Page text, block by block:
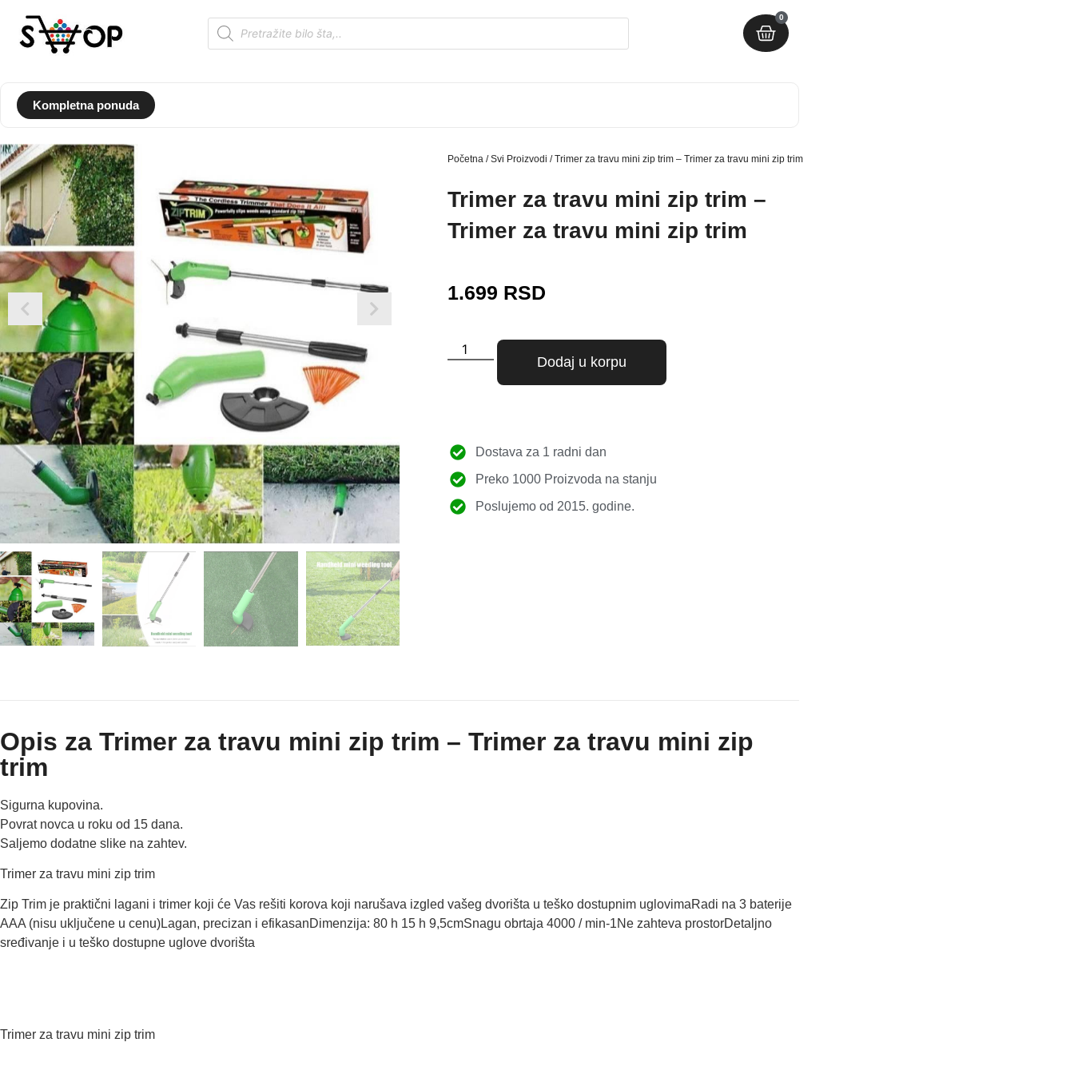
0
Kompletna ponuda
Početna /Svi Proizvodi / Trimer za travu mini zip trim – Trimer za travu mini zip trim
Trimer za travu mini zip trim –
Trimer za travu mini zip trim
1.699 RSD
Dodaj u korpu
Dostava za 1 radni dan
Preko 1000 Proizvoda na stanju
Poslujemo od 2015. godine.
Opis za Trimer za travu mini zip trim – Trimer za travu mini zip
trim
Sigurna kupovina.
Povrat novca u roku od 15 dana.
Saljemo dodatne slike na zahtev.
Trimer za travu mini zip trim
Zip Trim je praktični lagani i trimer koji će Vas rešiti korova koji narušava izgled vašeg dvorišta u teško dostupnim uglovimaRadi na 3 baterije
AAA (nisu uključene u cenu)Lagan, precizan i efikasanDimenzija: 80 h 15 h 9,5cmSnagu obrtaja 4000 / min-1Ne zahteva prostorDetaljno
sređivanje i u teško dostupne uglove dvorišta
Trimer za travu mini zip trim